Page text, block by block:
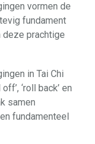
vormen de
fundament
prachtige
in Tai Chi
‘roll back’ en
samen
fundamenteel